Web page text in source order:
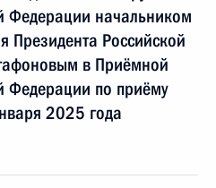
Федерации начальником
Президента Российской
в Приёмной
Федерации по приёму
2025 года